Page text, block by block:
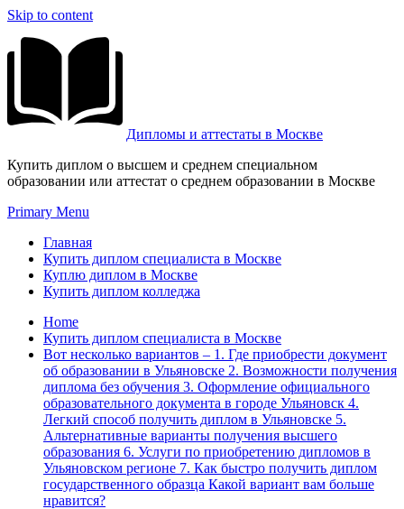
Skip to content
Дипломы и аттестаты в Москве
Купить диплом о высшем и среднем специальном
образовании или аттестат о среднем образовании в Москве
Primary Menu
Главная
Купить диплом специалиста в Москве
Куплю диплом в Москве
Купить диплом колледжа
Home
Купить диплом специалиста в Москве
Вот несколько вариантов – 1. Где приобрести документ
об образовании в Ульяновске 2. Возможности получения
диплома без обучения 3. Оформление официального
образовательного документа в городе Ульяновск 4.
Легкий способ получить диплом в Ульяновске 5.
Альтернативные варианты получения высшего
образования 6. Услуги по приобретению дипломов в
Ульяновском регионе 7. Как быстро получить диплом
государственного образца Какой вариант вам больше
нравится?